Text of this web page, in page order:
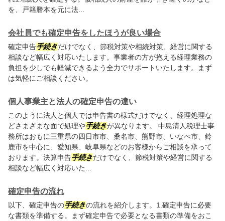
を、戸籍謄本を元に法...
会社員でも確定申告をしたほうが良い場合
確定申告手続きだけでなく、節税対策や相続対策、経営に関する
相談など幅広く対応いたします。事業者の方が抱える経理業務の
負担を少しでも軽減できるよう全力でサポートいたします。まず
は気軽にご相談ください。
個人事業主と法人の確定申告の違い
このように法人と個人では申告書の様式だけでなく、経理処理な
どさまざまな面で処理や手続きが異なります。 中島清人税理士事
務所はおもに三重県の四日市市、桑名市、熊野市、いなべ市、鈴
鹿市を中心に、愛知県、岐阜県などのお客様からご相談を承って
おります。決算申告手続きだけでなく、節税対策や経営に関する
相談など幅広く対応いた...
確定申告の流れ
以下、確定申告の手続きの流れを紹介します。1.確定申告に必要
な書類を準備する。まず確定申告で必要となる書類の準備をおこ